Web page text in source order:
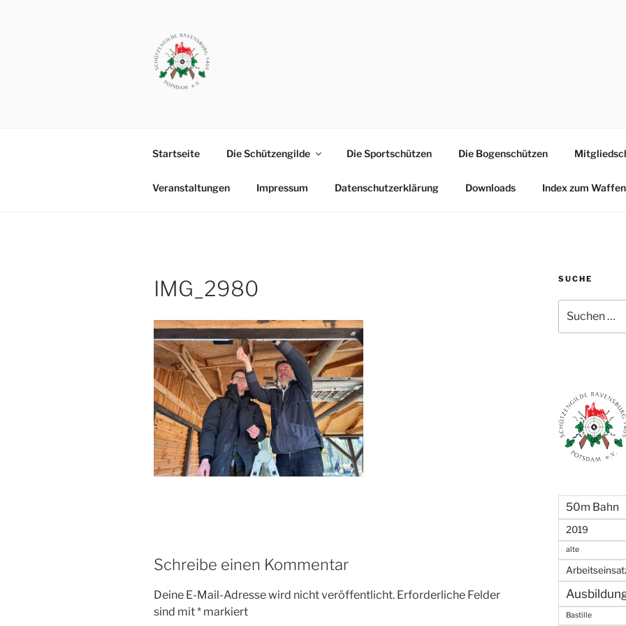
POTSDAM
Startseite Die Schützengilde Die Sportschützen Die Bogenschützen
Veranstaltungen Impressum Datenschutzerklärung Downloads Index zum
IMG_2980
Schreibe einen Kommentar
Deine E-Mail-Adresse wird nicht veröffentlicht. Erforderliche Felder
sind mit* markiert
SUCHE
nach:
50m Bahn
2019
alte
Bastille